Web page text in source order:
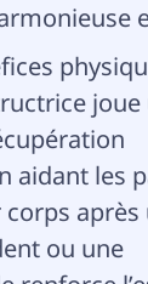
joue
aidant les
après
ou une